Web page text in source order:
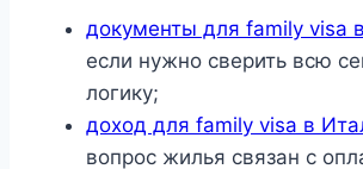
документы для family visa
если нужно сверить всю
логику;
доход для family visa в
вопрос жилья связан с